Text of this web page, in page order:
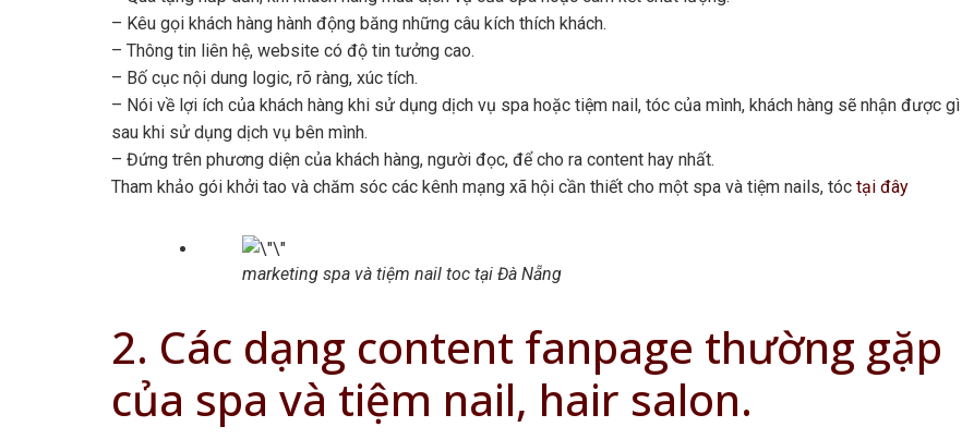
– Kêu gọi khách hàng hành động băng những câu kích thích khách.
– Thông tin liên hệ, website có độ tin tưởng cao.
– Bố cục nội dung logic, rõ ràng, xúc tích.
– Nói về lợi ích của khách hàng khi sử dụng dịch vụ spa hoặc tiệm nail, tóc của mình, khách hàng sẽ nhận được gì
sau khi sử dụng dịch vụ bên mình.
– Đứng trên phương diện của khách hàng, người đọc, để cho ra content hay nhất.
Tham khảo gói khởi tao và chăm sóc các kênh mạng xã hội cần thiết cho một spa và tiệm nails, tóc tại đây
marketing spa và tiệm nail toc tại Đà Nẵng
2. Các dạng content fanpage thường gặp
của spa và tiệm nail, hair salon.